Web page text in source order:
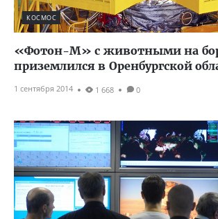
КОСМОС
«Фотон-М» с животными на
приземлился в Оренбургской
1 сентября 2014 1 668 0